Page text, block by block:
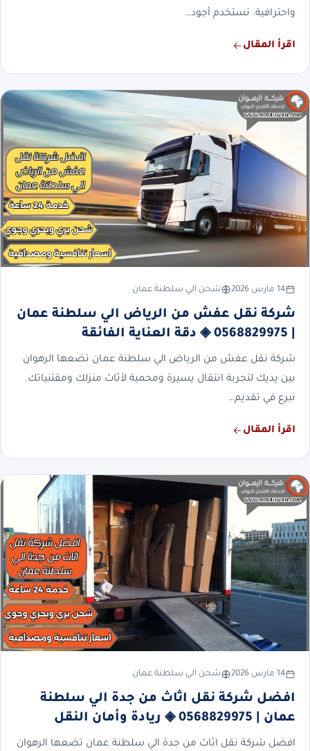
واحترافية. نستخدم أجود…
اقرأ المقال
14 مارس 2026 شحن الي سلطنة عمان
شركة نقل عفش من الرياض الي سلطنة عمان
شركة نقل عفش من الرياض الي سلطنة عمان تضعها الرهوان
بين يديك لتجربة انتقال يسيرة ومحمية لأثاث منزلك ومقتنياتك.
نبرع في تقديم…
اقرأ المقال
14 مارس 2026 شحن الي سلطنة عمان
افضل شركة نقل اثاث من جدة الي سلطنة
عمان | 0568829975 ◈ ريادة وأمان النقل
افضل شركة نقل اثاث من جدة الي سلطنة عمان تضعها الرهوان